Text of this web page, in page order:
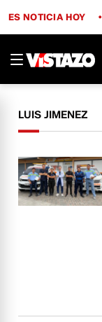
ES NOTICIA HOY
LUIS JIMENEZ